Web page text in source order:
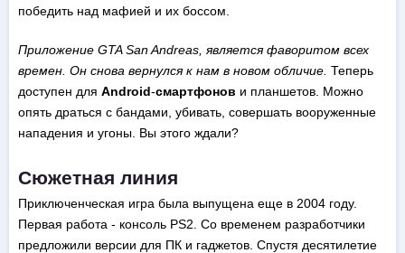
победить над мафией и их боссом.
Приложение GTA San Andreas, является фаворитом всех
времен. Он снова вернулся к нам в новом обличие. Теперь
доступен для Android-смартфонов и планшетов. Можно
опять драться с бандами, убивать, совершать вооруженные
нападения и угоны. Вы этого ждали?
Сюжетная линия
Приключенческая игра была выпущена еще в 2004 году.
Первая работа - консоль PS2. Со временем разработчики
предложили версии для ПК и гаджетов. Спустя десятилетие